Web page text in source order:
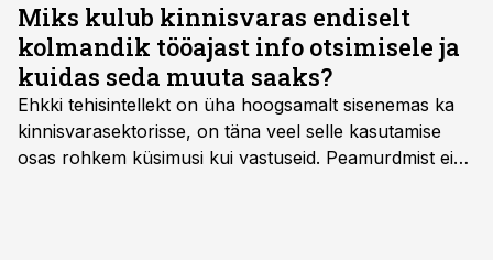
Miks kulub kinnisvaras endiselt
kolmandik tööajast info otsimisele ja
kuidas seda muuta saaks?
Ehkki tehisintellekt on üha hoogsamalt sisenemas ka
kinnisvarasektorisse, on täna veel selle kasutamise
osas rohkem küsimusi kui vastuseid. Peamurdmist ei